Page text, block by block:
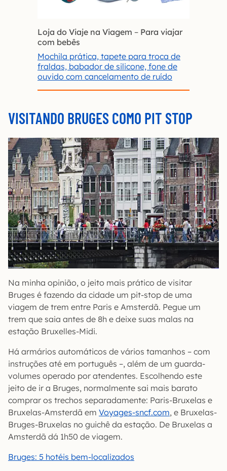
Loja do Viaje na Viagem – Para viajar
com bebês
Mochila prática, tapete para troca de
fraldas, babador de silicone, fone de
ouvido com cancelamento de ruído
VISITANDO BRUGES COMO PIT STOP
Na minha opinião, o jeito mais prático de visitar
Bruges é fazendo da cidade um pit-stop de uma
viagem de trem entre Paris e Amsterdã. Pegue um
trem que saia antes de 8h e deixe suas malas na
estação Bruxelles-Midi.
Há armários automáticos de vários tamanhos – com
instruções até em português –, além de um guarda-
volumes operado por atendentes. Escolhendo este
jeito de ir a Bruges, normalmente sai mais barato
comprar os trechos separadamente: Paris-Bruxelas e
Bruxelas-Amsterdã em Voyages-sncf.com, e Bruxelas-
Bruges-Bruxelas no guichê da estação. De Bruxelas a
Amsterdã dá 1h50 de viagem.
Bruges: 5 hotéis bem-localizados